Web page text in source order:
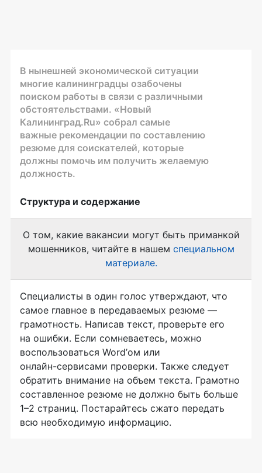
В нынешней экономической ситуации
многие калининградцы озабочены
поиском работы в связи с различными
обстоятельствами. «Новый
Калининград.Ru» собрал самые
важные рекомендации по составлению
резюме для соискателей, которые
должны помочь им получить желаемую
должность.
Структура и содержание
О том, какие вакансии могут быть приманкой
мошенников, читайте в нашем специальном
материале.
Специалисты в один голос утверждают, что
самое главное в передаваемых резюме —
грамотность. Написав текст, проверьте его
на ошибки. Если сомневаетесь, можно
воспользоваться Word’ом или
онлайн-сервисами проверки. Также следует
обратить внимание на объем текста. Грамотно
составленное резюме не должно быть больше
1–2 страниц. Постарайтесь сжато передать
всю необходимую информацию.